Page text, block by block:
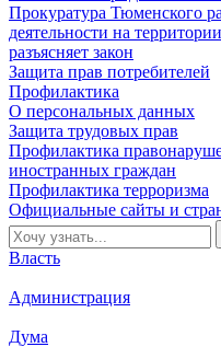
Прокуратура Тюменского
деятельности на
разъясняет закон
Защита прав потребителей
Профилактика
О персональных данных
Защита трудовых прав
Профилактика
иностранных граждан
Профилактика терроризма
Официальные сайты и
Власть
Администрация
Дума